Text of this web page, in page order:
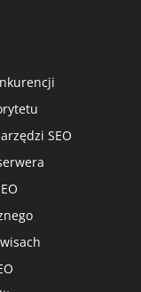
SEO